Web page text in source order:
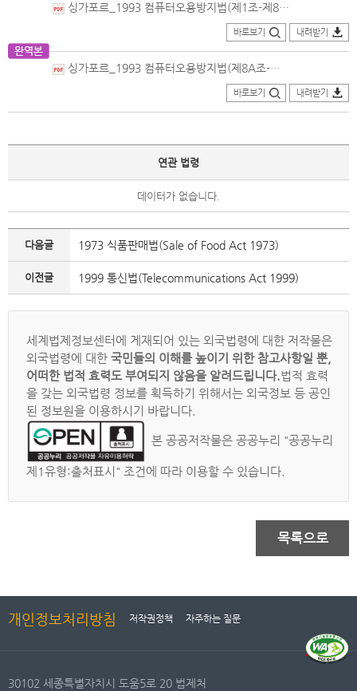
싱가포르_1993 컴퓨터오용방지법(제1조-제8조)_번역본(2023.05.29.개정).pdf
바로보기 내려받기
싱가포르_1993 컴퓨터오용방지법(제8A조-별표)_번역본(2023.05.29.개정).pdf
바로보기 내려받기
연관 법령
데이터가 없습니다.
다음글 1973 식품판매법(Sale of Food Act 1973)
이전글 1999 통신법(Telecommunications Act 1999)
세계법제정보센터에 게재되어 있는 외국법령에 대한 저작물은
외국법령에 대한 국민들의 이해를 높이기 위한 참고사항일 뿐,
어떠한 법적 효력도 부여되지 않음을 알려드립니다.법적 효력
을 갖는 외국법령 정보를 획득하기 위해서는 외국정보 등 공인
된 정보원을 이용하시기 바랍니다.
본 공공저작물은 공공누리 "공공누리
제1유형:출처표시" 조건에 따라 이용할 수 있습니다.
목록으로
개인정보처리방침 저작권정책 자주하는 질문
30102 세종특별자치시 도움5로 20 법제처